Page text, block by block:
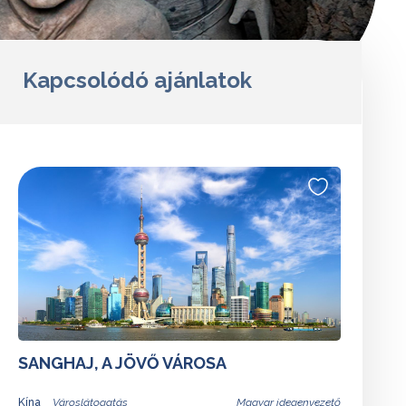
Kapcsolódó ajánlatok
SANGHAJ, A JÖVŐ VÁROSA
Kína Magyar idegenvezető